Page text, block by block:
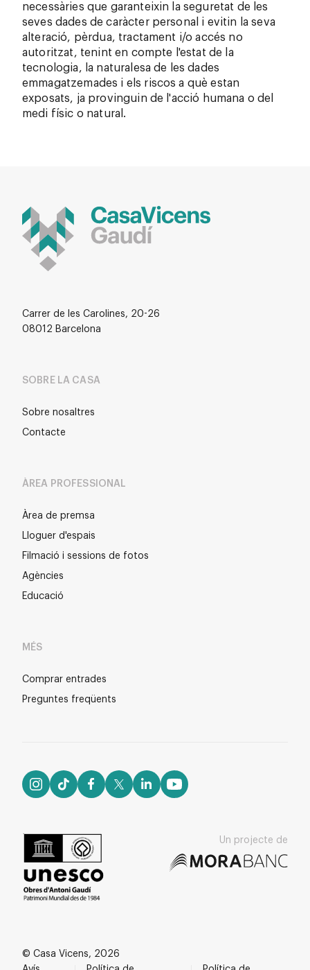
necessàries que garanteixin la seguretat de les
seves dades de caràcter personal i evitin la seva
alteració, pèrdua, tractament i/o accés no
autoritzat, tenint en compte l'estat de la
tecnologia, la naturalesa de les dades
emmagatzemades i els riscos a què estan
exposats, ja provinguin de l'acció humana o del
medi físic o natural.
Carrer de les Carolines, 20-26
08012 Barcelona
SOBRE LA CASA
Sobre nosaltres
Contacte
ÀREA PROFESSIONAL
Àrea de premsa
Lloguer d'espais
Filmació i sessions de fotos
Agències
Educació
MÉS
Comprar entrades
Preguntes freqüents
© Casa Vicens, 2026
Un projecte de